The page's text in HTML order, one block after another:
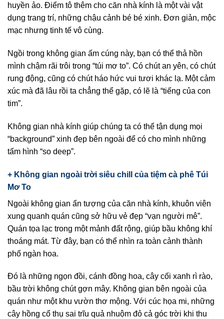
huyền ảo. Điểm tô thêm cho căn nhà kính là một vài vật
dụng trang trí, những chậu cảnh bé bé xinh. Đơn giản, mộc
mạc nhưng tinh tế vô cùng.
Ngồi trong không gian ấm cúng này, bạn có thể thả hồn
mình chậm rãi trôi trong “túi mơ to”. Có chút an yên, có chút
rung động, cũng có chút háo hức vui tươi khác lạ. Một cảm
xúc mà đã lâu rồi ta chẳng thể gặp, có lẽ là “tiếng của con
tim”.
Không gian nhà kính giúp chúng ta có thể tận dụng mọi
“background” xinh đẹp bên ngoài để có cho mình những
tấm hình “so deep”.
+ Không gian ngoài trời siêu chill của tiệm cà phê Túi
Mơ To
Ngoài không gian ấn tượng của căn nhà kính, khuôn viên
xung quanh quán cũng sở hữu vẻ đẹp “vạn người mê”.
Quán tọa lạc trong một mảnh đất rộng, giúp bầu không khí
thoáng mát. Từ đây, bạn có thể nhìn ra toàn cảnh thành
phố ngàn hoa.
Đó là những ngọn đồi, cánh đồng hoa, cây cối xanh rì rào,
bầu trời không chút gợn mây. Không gian bên ngoài của
quán như một khu vườn thơ mộng. Với cúc họa mi, những
cây hồng cổ thụ sai trĩu quả nhuộm đỏ cả góc trời khi thu